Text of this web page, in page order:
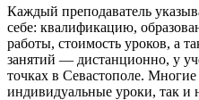
Каждый преподаватель
себе: квалификацию,
работы, стоимость уроков, а
занятий — дистанционно, у
точках в Севастополе.
индивидуальные уроки, так и